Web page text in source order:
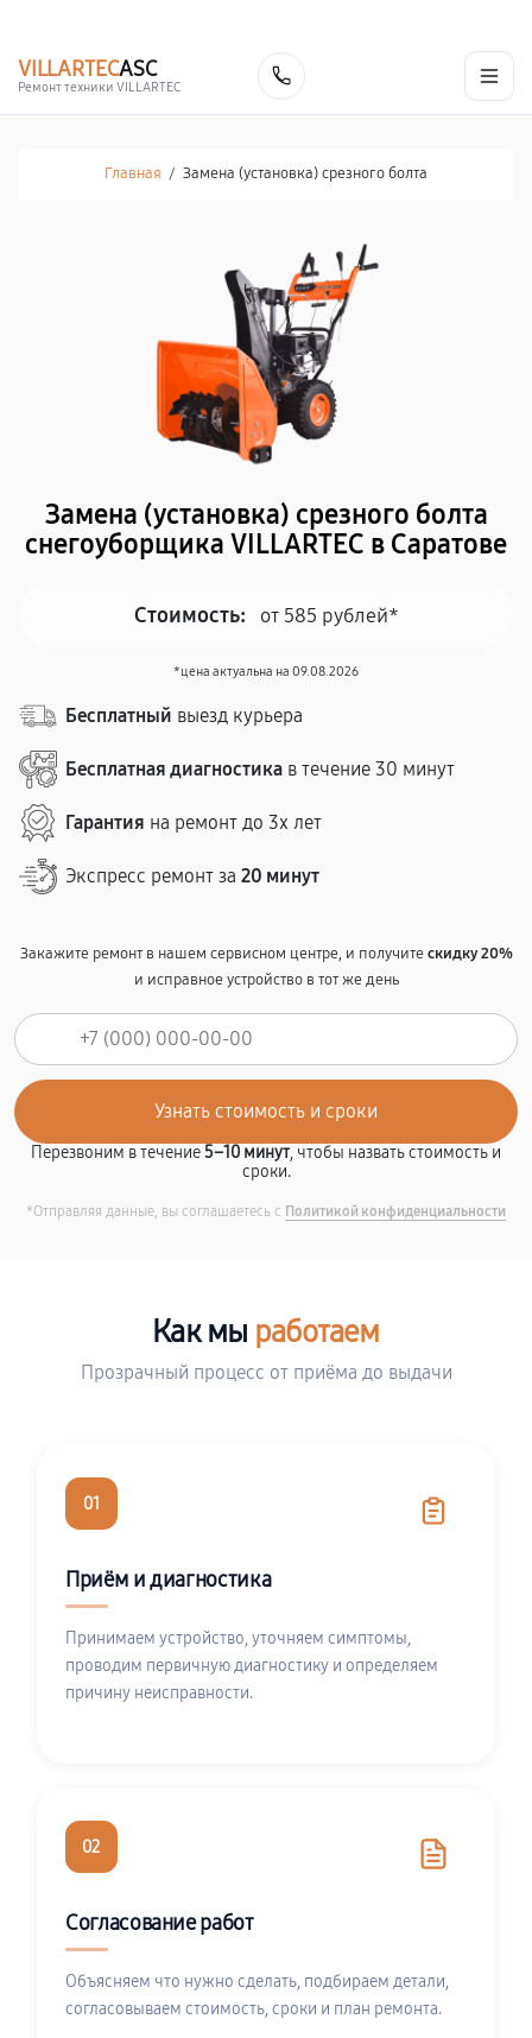
VILLARTECASC
Ремонт техники VILLARTEC
Главная / Замена (установка) срезного болта
Замена (установка) срезного болта
снегоуборщика VILLARTEC в Саратове
Стоимость: от 585 рублей*
*цена актуальна на 09.08.2026
Бесплатный выезд курьера
Бесплатная диагностика в течение 30 минут
Гарантия на ремонт до 3х лет
Экспресс ремонт за 20 минут
Закажите ремонт в нашем сервисном центре, и получитескидку 20%
и исправное устройство в тот же день
Перезвоним в течение5–10 минут, чтобы назвать стоимость и
сроки.
*Отправляя данные, вы соглашаетесь с Политикой конфиденциальности
Как мы работаем
Прозрачный процесс от приёма до выдачи
01
Приём и диагностика
Принимаем устройство, уточняем симптомы,
проводим первичную диагностику и определяем
причину неисправности.
02
Согласование работ
Объясняем что нужно сделать, подбираем детали,
согласовываем стоимость, сроки и план ремонта.